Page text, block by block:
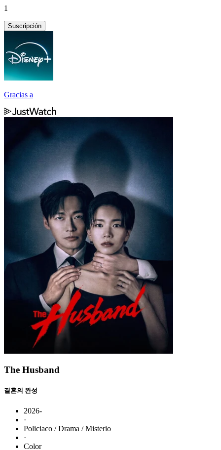
1
Suscripción
Gracias a
The Husband
결혼의 완성
2026-
·
Policiaco / Drama / Misterio
·
Color